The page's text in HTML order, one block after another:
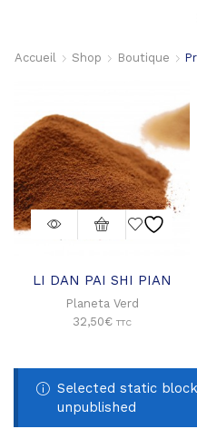
Accueil Shop Boutique
LI DAN PAI SHI PIAN
Planeta Verd
32,50€ TTC
Selected static
unpublished